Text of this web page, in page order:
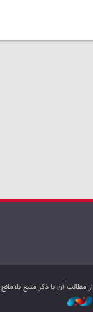
از مطالب آن با ذکر منبع